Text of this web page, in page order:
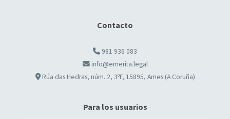
Contacto
981 936 083
info@emerita.legal
Rúa das Hedras, núm. 2, 3ºF, 15895, Ames (A Coruña)
Para los usuarios